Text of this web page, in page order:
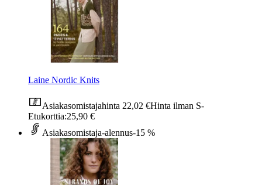
Laine Nordic Knits
Asiakasomistajahinta 22,02 €Hinta ilman S-
Etukorttia:25,90 €
Asiakasomistaja-alennus-15 %